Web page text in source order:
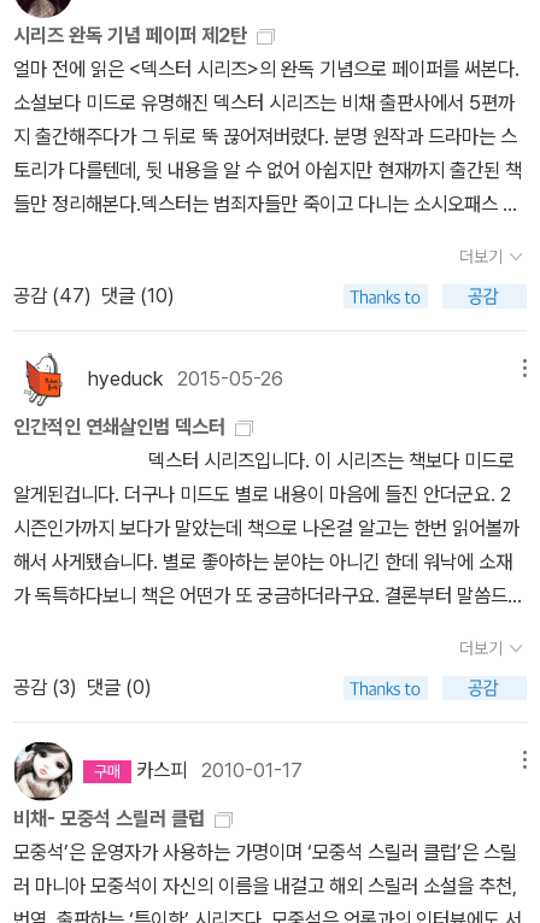
이용해 경찰의 '심리 테스트'를 통과하려는 범죄자를 그린 일본 추리
소설의 아버지 에도가와 란포의 대표 단편3.내안의 살인마-짐 톰슨 1
952년에 발표된 누아르 추리 소설의 걸작으로 겉으로는 마을 사람들
에게 친절하고 평범해 보이는 보안관 대리 주인공이, 실제로는 내면
에 끔찍한 살인 본능과 가학증을 숨긴 순도 100%의 사이코패스라는
설정을 주인공의 시점에서 생생하게 폭로하고 있다.4.재능 있는 리플
리 씨-패트리샤 하이스미스 현대 문학사에서 가장 유명한 사이코패
스 주인공 중 하나입니다. 매력적이고 영리한 청년 리플리가 부유한
친구의 삶을 동경하게 되면서 벌어지는 범죄와 심리전의 걸작5.죽여
의 살인을 돕기로 모의하면서, 예측할 수 없는 반전을 그린 소설6.악
의 교전-기시 유스케겉으로는 학생들한테 최고의 인기 선생이 이지
만 타인에 대한 공감능력이 전무한 사이코패스 선생이 자신의 완벽한
학교 왕국을 지키기 위해 살인을 저지르는 섬뜩한 과정을 그린 소설7.
덱스터 시리즈사이코패스인 주인공 덱스터가 경찰였던 양부의 교정
교육을 받고 사이코패스 연쇄살인마들을 찾아 살인을 내용을 그린 시
리즈 스릴러 소설8.종의 기원-정유정 사이코패스 성향을 가진 젊은
청년이 우연히 살인을 저지른 후, 자신의 천재적 지능을 발휘해 범죄
러 문학의 대표작이 정도가 개인적으로 읽은 추리 소설중에서 사아코
패스가 주인공으로 나오는 추리소설 같은데 물론 더 많은 작품들이
있겠지만 과문해서 혹시라도 다른 책들이 더 있으면 댓글 달아주시길
부탁드린다.by caspi
시리즈 완독 기념 페이퍼 제2탄
얼마 전에 읽은 <덱스터 시리즈>의 완독 기념으로 페이퍼를 써본다.
소설보다 미드로 유명해진 덱스터 시리즈는 비채 출판사에서 5편까
지 출간해주다가 그 뒤로 뚝 끊어져버렸다. 분명 원작과 드라마는 스
토리가 다를텐데, 뒷 내용을 알 수 없어 아쉽지만 현재까지 출간된 책
들만 정리해본다.덱스터는 범죄자들만 죽이고 다니는 소시오패스 킬
특유의 블랙 코미디로 인해 많은 팬층을 보유하고 있다. 그러나 안타
깝게도 시리즈가 점점 산으로 가서 중도하차했다는 이야기가 많았다.
그래서인지 국내출간이 중단된 게 아닌가 싶다. 1. 음흉하게 꿈꾸는
덱스터 (2004) ★★★https://blog.aladin.co.kr/loveoctave/9
193884덱스터 시리즈의 서막. 작가는 작품의 무대인 마이애미를,
무슨 미친 놈들의 소굴처럼 묘사해놓았다. 매일같이 일어나는 온갖
사건 중, 피 한방울도 튀지 않은 토막난 시신이 발견된다. 전문 킬러인
덱스터조차 불가능한 일이어서 더욱 궁금해지는 범인. 그 추적 끝에
놀라운 인물과 조우하게 된다. 일반 스릴러물처럼 대단한 속도감은
없으나, 주인공의 독백이 주는 담백한 맛이 일품이다. 2. 끔찍하게 헌
신적인 덱스터 (2005) ★★★★https://blog.aladin.co.kr/love
octave/9223955무난했던 1편에 비해 제법 탄력을 받은 듯한 2편.
혈흔 분석가로 일하는 덱스터의 정체를, 한 경사가 계속 의심해서 이
빌런이 등장한다. 밖에서는 범인을, 안에서는 아군을 상대해야 하는
덱스터의 고군분투 이야기. 주인공의 능글맞는 대응연기가 압권이다.
3. 어둠 속의 덱스터 (2007) ★★https://blog.aladin.co.kr/love
octave/9306195잘 나가는 시리즈물은 꼭 한 번 망작이 있는데, 3
편이 그러하다. 덱스터에게는 킬러의 자아인 '검은 승객'이 있는데, 이
책에서는 그 자아가 이유없이 자취를 감춰버린다. 킬러의 능력이 사
더보기
공감 (47) 댓글 (10)
hyeduck 2015-05-26
인간적인 연쇄살인범 덱스터
덱스터 시리즈입니다. 이 시리즈는 책보다 미드로
알게된겁니다. 더구나 미드도 별로 내용이 마음에 들진 안더군요. 2
시즌인가까지 보다가 말았는데 책으로 나온걸 알고는 한번 읽어볼까
해서 사게됐습니다. 별로 좋아하는 분야는 아니긴 한데 워낙에 소재
가 독특하다보니 책은 어떤가 또 궁금하더라구요. 결론부터 말씀드리
차면 책이 훨씬 더 잔인하기는 한데 글로 적혀 있는 잔임함이란 화면
과는 달리 아무래도 잔인함의 강도가 약하죠. 그런 장면을 상상하는
것 자체도 그렇게 까지 세세하게 상상하게 되지는 않으니까요.이 책
의 제일 큰 재미는 덱스터라는 캐릭터에 있습니다. 연쇄살인범이라는
(물론 악당만 죽인다고는 하지만요) 이 캐릭터에 독자들이 얼마나 큰
공감대를 형성할수 있는가 하는 점이 이 책의 재미를 좌지우지 한다
고 할 수 있습니다. 그런 점에서도 책이 훨씬 좋더군요. 덱스터의 목소
리로 얘기가 진행되니만큼 그의 내면 세계를 세세하기 알기 쉽고, 공
더보기
공감 (3) 댓글 (0)
카스피 2010-01-17
비채- 모중석 스릴러 클럽
모중석’은 운영자가 사용하는 가명이며 ‘모중석 스릴러 클럽’은 스릴
러 마니아 모중석이 자신의 이름을 내걸고 해외 스릴러 소설을 추천,